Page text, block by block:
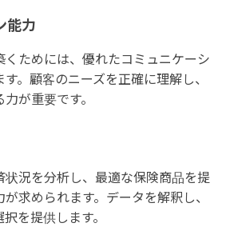
能力
くためには、優れたコミュニケーシ
。顧客のニーズを正確に理解し、
が重要です。
状況を分析し、最適な保険商品を提
求められます。データを解釈し、
を提供します。